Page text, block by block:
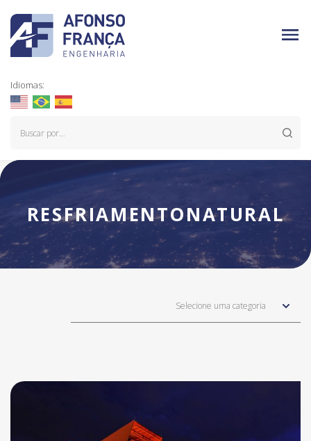
Idiomas:
RESFRIAMENTONATURAL
Selecione uma categoria